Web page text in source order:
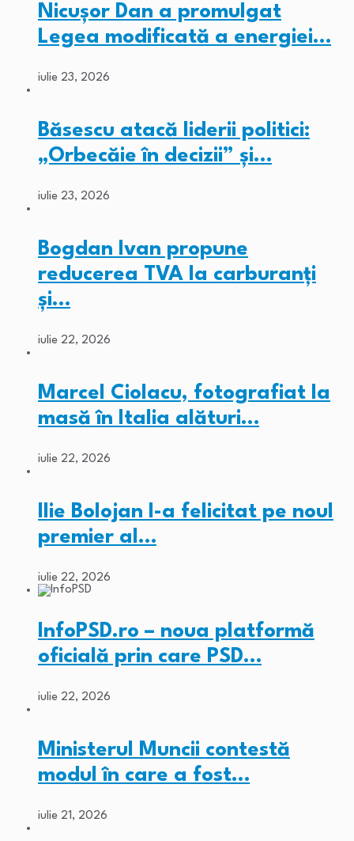
Nicușor Dan a promulgat
Legea modificată a energiei…
iulie 23, 2026
Băsescu atacă liderii politici:
„Orbecăie în decizii” și…
iulie 23, 2026
Bogdan Ivan propune
reducerea TVA la carburanți
și…
iulie 22, 2026
Marcel Ciolacu, fotografiat la
masă în Italia alături…
iulie 22, 2026
Ilie Bolojan l-a felicitat pe noul
premier al…
iulie 22, 2026
InfoPSD.ro – noua platformă
oficială prin care PSD…
iulie 22, 2026
Ministerul Muncii contestă
modul în care a fost…
iulie 21, 2026